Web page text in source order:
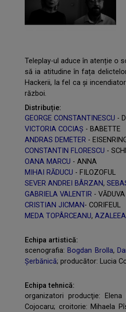
Teleplay-ul aduce în atenție o
să ia atitudine în fața
Hackerii, la fel ca și
război.
Distribuție:
GEORGE CONSTANTINESCU -
VICTORIA COCIAȘ - BABETTE
ANDRAS DEMETER -
CONSTANTIN FLORESCU -
OANA MARCU - ANNA
MIHAI RĂDUCU - FILOZOFUL
SEVER ANDREI BÂRZAN,
GABRIELA VALENTIR -
CRISTIAN JICMAN- CORIFEUL
MEDA TOPÂRCEANU,
Echipa artistică:
scenografia: Bogdan Brolla,
Șerbănică; producător: Lucia
Echipa tehnică:
organizatori producţie:
Cojocaru; croitorie: Mihaela